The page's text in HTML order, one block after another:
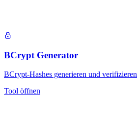
BCrypt Generator
BCrypt-Hashes generieren und verifizieren
Tool öffnen